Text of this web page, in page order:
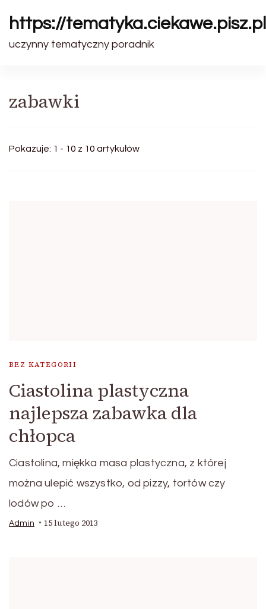
https://tematyka.ciekawe.pisz.pl
uczynny tematyczny poradnik
zabawki
Pokazuje: 1 - 10 z 10 artykułów
BEZ KATEGORII
Ciastolina plastyczna
najlepsza zabawka dla
chłopca
Ciastolina, miękka masa plastyczna, z której
można ulepić wszystko, od pizzy, tortów czy
lodów po …
Admin 15 lutego 2013